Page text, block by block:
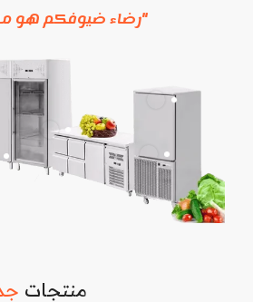
"رضاء ضيوفكم هو
منتجات